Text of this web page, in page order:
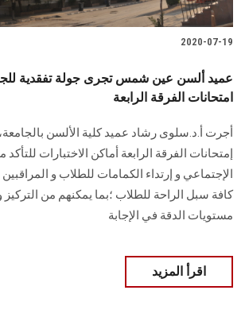
2020-07-19
عميد ألسن عين شمس تجرى جولة تفقدية
امتحانات الفرقة الرابعة
أجرت أ.د.سلوى رشاد عميد كلية الألسن
إمتحانات الفرقة الرابعة أماكن الاختبارات
الإجتماعي و إرتداء الكمامات للطلاب و المراقبين
كافة سبل الراحة للطلاب ؛بما يمكنهم من
مستويات الدقة في الإجابة
اقرأ المزيد